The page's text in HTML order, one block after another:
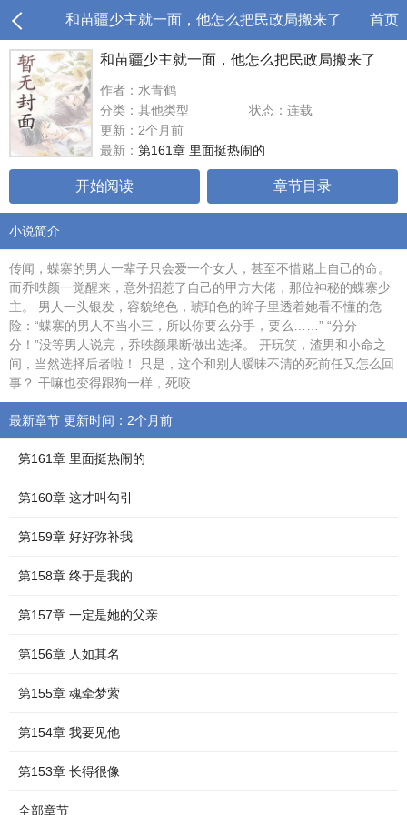
和苗疆少主就一面，他怎么把民政局搬来了 首页
和苗疆少主就一面，他怎么把民政局搬来了
作者：水青鹤
分类：其他类型
状态：连载
更新：2个月前
最新： 第161章 里面挺热闹的
开始阅读 章节目录
小说简介
传闻，蝶寨的男人一辈子只会爱一个女人，甚至不惜赌上自己的命。
而乔昳颜一觉醒来，意外招惹了自己的甲方大佬，那位神秘的蝶寨少
主。 男人一头银发，容貌绝色，琥珀色的眸子里透着她看不懂的危
险：“蝶寨的男人不当小三，所以你要么分手，要么……” “分分
分！”没等男人说完，乔昳颜果断做出选择。 开玩笑，渣男和小命之
间，当然选择后者啦！ 只是，这个和别人暧昧不清的死前任又怎么回
事？ 干嘛也变得跟狗一样，死咬
最新章节 更新时间：2个月前
第161章 里面挺热闹的
第160章 这才叫勾引
第159章 好好弥补我
第158章 终于是我的
第157章 一定是她的父亲
第156章 人如其名
第155章 魂牵梦萦
第154章 我要见他
第153章 长得很像
全部章节